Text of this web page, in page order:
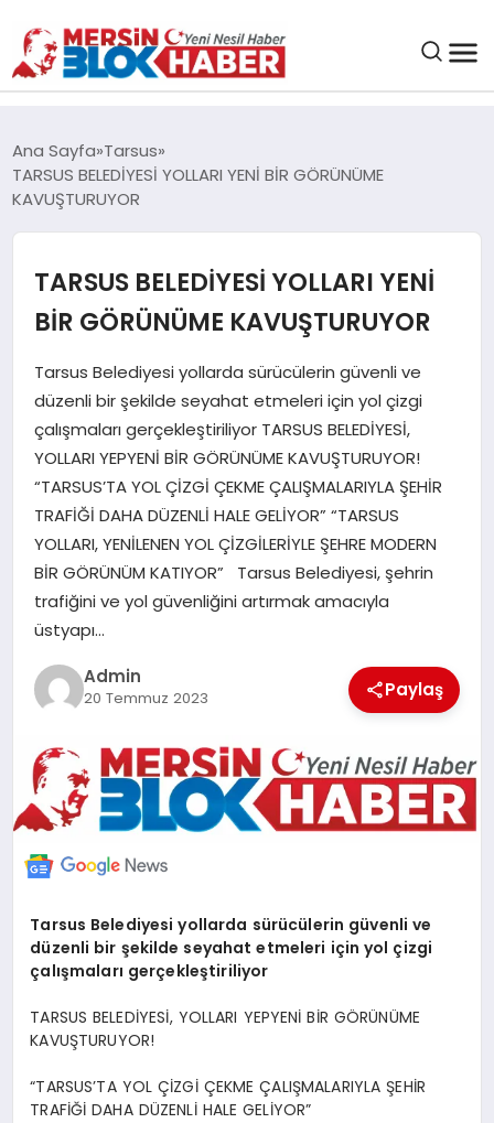
SAĞLIK
EĞITIM
EKONOMI
SANAT
POLITIKA
YAŞAM
SPOR
ILETİŞİM
KÜNYE
Ana Sayfa Tarsus
TARSUS BELEDİYESİ YOLLARI YENİ BİR GÖRÜNÜME
KAVUŞTURUYOR
TARSUS BELEDİYESİ YOLLARI YENİ
BİR GÖRÜNÜME KAVUŞTURUYOR
Tarsus Belediyesi yollarda sürücülerin güvenli ve
düzenli bir şekilde seyahat etmeleri için yol çizgi
çalışmaları gerçekleştiriliyor TARSUS BELEDİYESİ,
YOLLARI YEPYENİ BİR GÖRÜNÜME KAVUŞTURUYOR!
“TARSUS’TA YOL ÇİZGİ ÇEKME ÇALIŞMALARIYLA ŞEHİR
TRAFİĞİ DAHA DÜZENLİ HALE GELİYOR” “TARSUS
YOLLARI, YENİLENEN YOL ÇİZGİLERİYLE ŞEHRE MODERN
BİR GÖRÜNÜM KATIYOR” Tarsus Belediyesi, şehrin
trafiğini ve yol güvenliğini artırmak amacıyla
üstyapı…
Admin
20 Temmuz 2023 Paylaş
Tarsus Belediyesi yollarda sürücülerin güvenli ve
düzenli bir şekilde seyahat etmeleri için yol çizgi
çalışmaları gerçekleştiriliyor
TARSUS BELEDİYESİ, YOLLARI YEPYENİ BİR GÖRÜNÜME
KAVUŞTURUYOR!
“TARSUS’TA YOL ÇİZGİ ÇEKME ÇALIŞMALARIYLA ŞEHİR
TRAFİĞİ DAHA DÜZENLİ HALE GELİYOR”